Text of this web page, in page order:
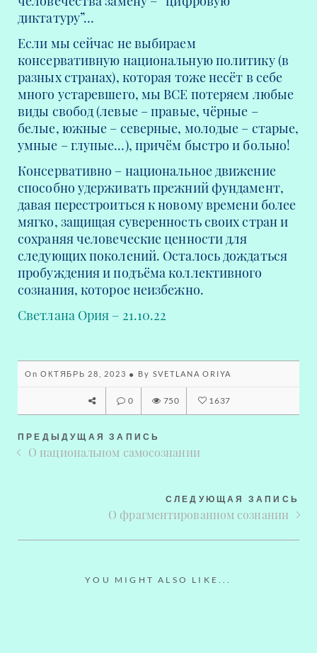
диктатуру”…
Если мы сейчас не выбираем
консервативную национальную политику (в
разных странах), которая тоже несёт в себе
много устаревшего, мы ВСЕ потеряем любые
виды свобод (левые – правые, чёрные –
белые, южные – северные, молодые – старые,
умные – глупые…), причём быстро и больно!
Консервативно – национальное движение
способно удерживать прежний фундамент,
давая перестроиться к новому времени более
мягко, защищая суверенность своих стран и
сохраняя человеческие ценности для
следующих поколений. Осталось дождаться
пробуждения и подъёма коллективного
сознания, которое неизбежно.
Светлана Ория – 21.10.22
OnОКТЯБРЬ 28, 2023 By SVETLANA ORIYA
0 750 1637
ПРЕДЫДУЩАЯ ЗАПИСЬ
О национальном самосознании
СЛЕДУЮЩАЯ ЗАПИСЬ
О фрагментированном сознании
YOU MIGHT ALSO LIKE...